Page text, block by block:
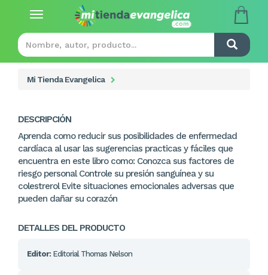
Toggle
Mi Tienda Evangelica
DESCRIPCIÓN
Aprenda como reducir sus posibilidades de enfermedad
cardíaca al usar las sugerencias practicas y fáciles que
encuentra en este libro como: Conozca sus factores de
riesgo personal Controle su presión sanguínea y su
colestrerol Evite situaciones emocionales adversas que
pueden dañar su corazón
DETALLES DEL PRODUCTO
Editor: Editorial Thomas Nelson